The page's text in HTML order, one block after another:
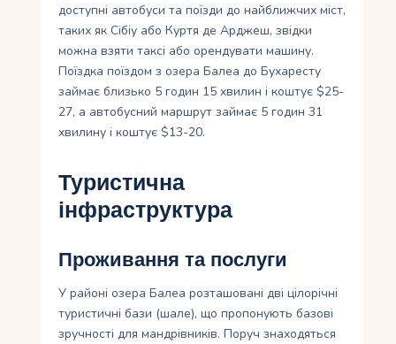
доступні автобуси та поїзди до найближчих міст,
таких як Сібіу або Куртя де Арджеш, звідки
можна взяти таксі або орендувати машину.
Поїздка поїздом з озера Балеа до Бухаресту
займає близько 5 годин 15 хвилин і коштує $25-
27, а автобусний маршрут займає 5 годин 31
хвилину і коштує $13-20.
Туристична
інфраструктура
Проживання та послуги
У районі озера Балеа розташовані дві цілорічні
туристичні бази (шале), що пропонують базові
зручності для мандрівників. Поруч знаходяться